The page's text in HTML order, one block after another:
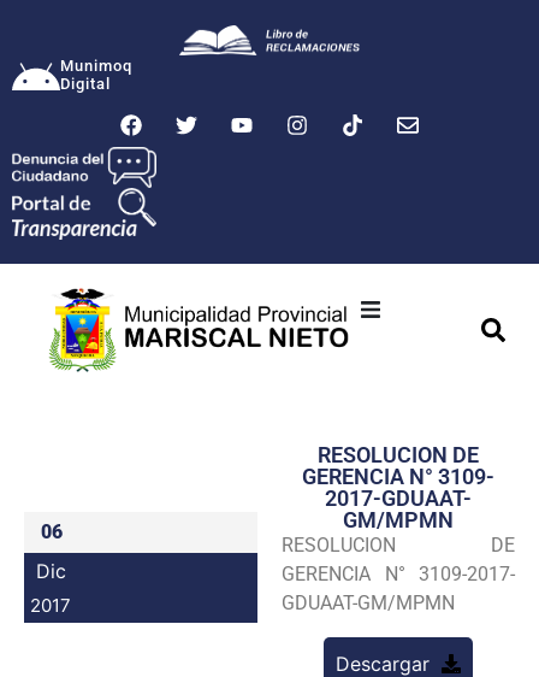
Munimoq
Digital
Transparencia
Seguridad
Programas
06
Dic
2017
RESOLUCION DE
GERENCIA N° 3109-
2017-GDUAAT-
GM/MPMN
RESOLUCION DE
GERENCIA N° 3109-2017-
GDUAAT-GM/MPMN
Descargar